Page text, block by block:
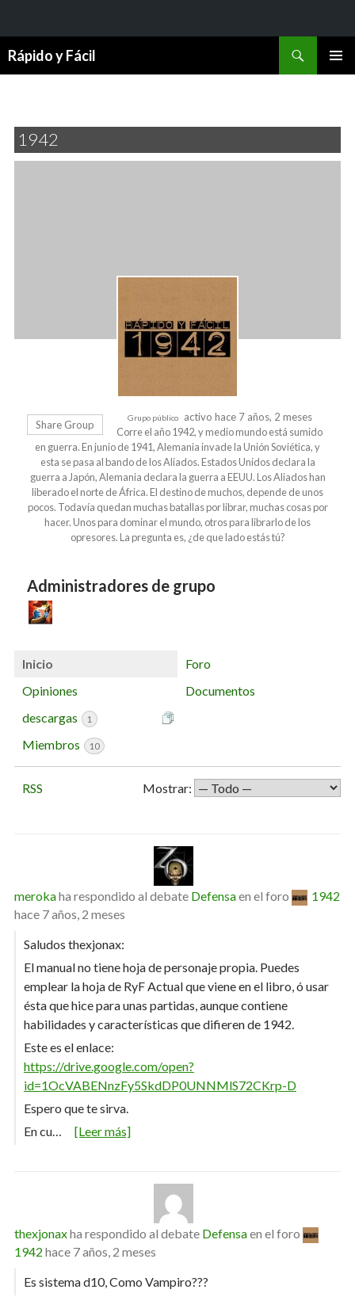
Rápido y Fácil
1942
Share Group
Grupo público
activo hace 7 años, 2 meses
Corre el año 1942, y medio mundo está sumido
en guerra. En junio de 1941, Alemania invade la Unión Soviética, y
esta se pasa al bando de los Aliados. Estados Unidos declara la
guerra a Japón, Alemania declara la guerra a EEUU. Los Aliados han
liberado el norte de África. El destino de muchos, depende de unos
pocos. Todavía quedan muchas batallas por librar, muchas cosas por
hacer. Unos para dominar el mundo, otros para librarlo de los
opresores. La pregunta es, ¿de que lado estás tú?
Administradores de grupo
Inicio
Foro
Opiniones
Documentos
descargas
1
Miembros 10
RSS Mostrar:
merokaha respondido al debate Defensaen el foro
1942
hace 7 años, 2 meses
Saludos thexjonax:
El manual no tiene hoja de personaje propia. Puedes
emplear la hoja de RyF Actual que viene en el libro, ó usar
ésta que hice para unas partidas, aunque contiene
habilidades y características que difieren de 1942.
Este es el enlace:
https://drive.google.com/open?
id=1OcVABENnzFy5SkdDP0UNNMlS72CKrp-D
Espero que te sirva.
En cu…
[Leer más]
thexjonaxha respondido al debate Defensaen el foro
1942 hace 7 años, 2 meses
Es sistema d10, Como Vampiro???